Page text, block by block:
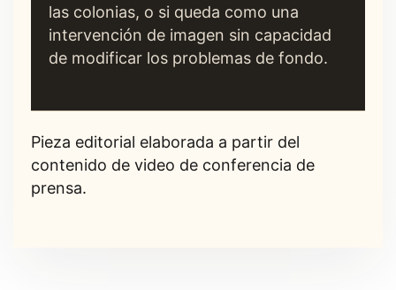
las colonias, o si queda como una
intervención de imagen sin capacidad
de modificar los problemas de fondo.
Pieza editorial elaborada a partir del
contenido de video de conferencia de
prensa.